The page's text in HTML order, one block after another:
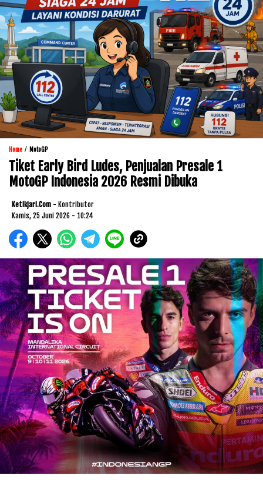
Home / MotoGP
Tiket Early Bird Ludes, Penjualan Presale 1
MotoGP Indonesia 2026 Resmi Dibuka
Ketikjari.com - Kontributor
Kamis, 25 Juni 2026 - 10:24